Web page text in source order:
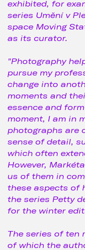
exhibited, for
series Umění v
space Moving
as its curator.
"Photography
pursue my
change into
moments and
essence and
moment, I am in
photographs are
sense of detail,
which often
However,
us of them in
these aspects of
the series Petty
for the winter
The series of ten
of which the